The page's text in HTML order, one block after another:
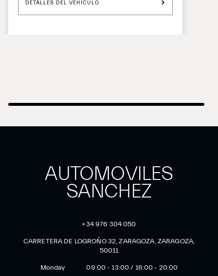
DETALLES DEL VEHÍCULO
AUTOMOVILES
SANCHEZ
+34 976 304 050
CARRETERA DE LOGROÑO 32, ZARAGOZA, ZARAGOZA,
50011
Monday 09:00 - 13:00 / 16:00 - 20:00